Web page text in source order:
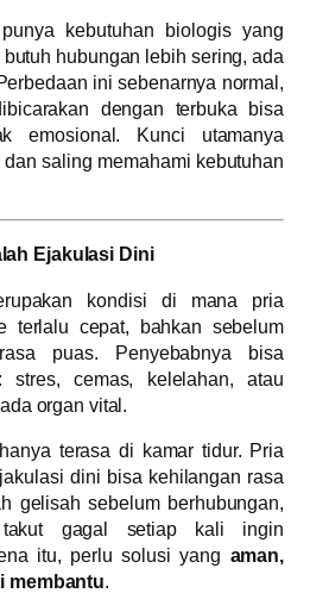
kebutuhan biologis yang
hubungan lebih sering, ada
ini sebenarnya normal,
dengan terbuka bisa
emosional. Kunci utamanya
saling memahami kebutuhan
Ejakulasi Dini
kondisi di mana pria
terlalu cepat, bahkan sebelum
puas. Penyebabnya bisa
stres, cemas, kelelahan, atau
organ vital.
terasa di kamar tidur. Pria
dini bisa kehilangan rasa
gelisah sebelum berhubungan,
takut gagal setiap kali ingin
itu, perlu solusi yang aman,
membantu.